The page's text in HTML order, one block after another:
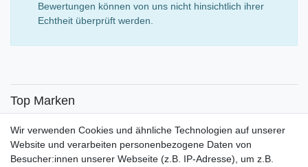
Bewertungen können von uns nicht hinsichtlich ihrer
Echtheit überprüft werden.
Top Marken
Top Themen
Adventskalender
Wir verwenden Cookies und ähnliche Technologien auf unserer
Website und verarbeiten personenbezogene Daten von
Besucher:innen unserer Webseite (z.B. IP-Adresse), um z.B.